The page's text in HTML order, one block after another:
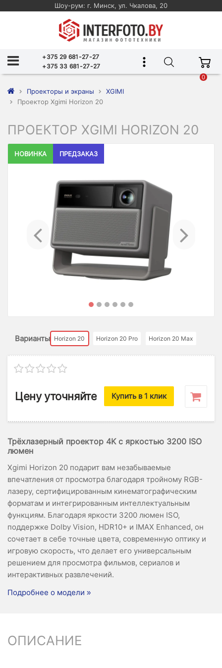
Шоу-рум: г. Минск, ул. Чкалова, 20
+375 29 681-27-27
+375 33 681-27-27
0
Проекторы и экраны
XGIMI
Проектор Xgimi Horizon 20
ПРОЕКТОР XGIMI HORIZON 20
НОВИНКА ПРЕДЗАКАЗ
Previous
Варианты Horizon 20 Horizon 20 Pro Horizon 20 Max
Цену уточняйте Купить в 1 клик
Трёхлазерный проектор 4K с яркостью 3200 ISO
люмен
Xgimi Horizon 20 подарит вам незабываемые
впечатления от просмотра благодаря тройному RGB-
лазеру, сертифицированным кинематографическим
форматам и интегрированным интеллектуальным
функциям. Благодаря яркости 3200 люмен ISO,
поддержке Dolby Vision, HDR10+ и IMAX Enhanced, он
сочетает в себе точные цвета, современную оптику и
игровую скорость, что делает его универсальным
решением для просмотра фильмов, сериалов и
интерактивных развлечений.
Подробнее о модели »
ОПИСАНИЕ